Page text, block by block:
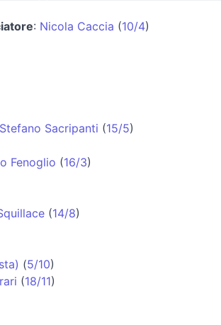
: Nicola Caccia (10/4)
Stefano Sacripanti (15/5)
Fenoglio (16/3)
(14/8)
(5/10)
(18/11)